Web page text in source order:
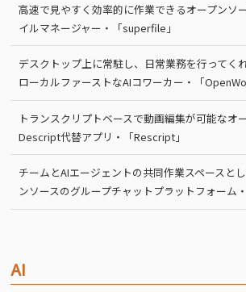
高速で見やすく効率的に作業できるオープンソ
イルマネージャー・「superfile」
デスクトップ上に常駐し、日常業務を行ってく
ローカルファーストなAIコワーカー・「
トランスクリプトベースで動画編集が可能なオ
Descript代替アプリ・「Rescript」
チームとAIエージェントの共同作業スペースと
ンソースのグループチャットプラットフォーム
AI